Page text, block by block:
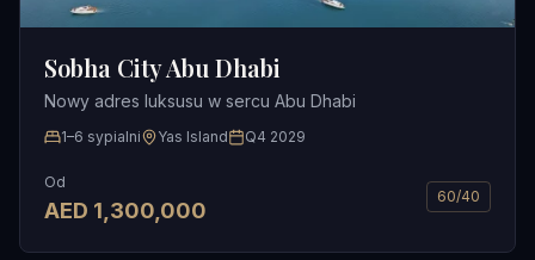
Sobha City Abu Dhabi
Nowy adres luksusu w sercu Abu Dhabi
1–6 sypialni Yas Island Q4 2029
Od
AED 1,300,000
60/40